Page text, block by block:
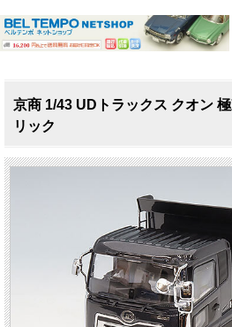
京商 1/43 UDトラックス クオン
リック